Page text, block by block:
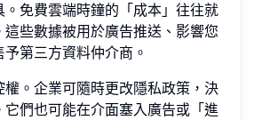
。免費雲端時鐘的「成本」往往就
這些數據被用於廣告推送、影響您
第三方資料仲介商。
。企業可隨時更改隱私政策，決
它們也可能在介面塞入廣告或「進